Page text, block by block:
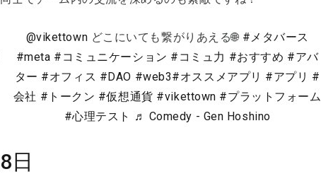
@vikettown どこにいても繋がりあえる🌐 #メタバース
#meta #コミュニケーション #コミュ力 #おすすめ #アバ
ター #オフィス #DAO #web3#オススメアプリ #アプリ #
会社 #トークン #仮想通貨 #vikettown #プラットフォーム
#心理テスト
♬ Comedy - Gen Hoshino
日